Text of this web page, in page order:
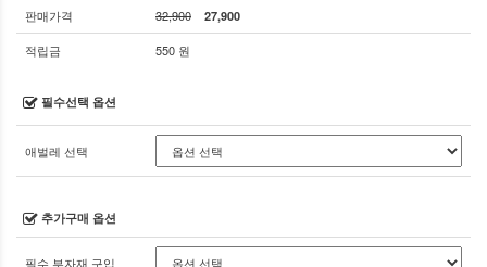
판매가격
32,900 27,900
적립금 550 원
필수선택 옵션
애벌레 선택
추가구매 옵션
필수 부자재 구입